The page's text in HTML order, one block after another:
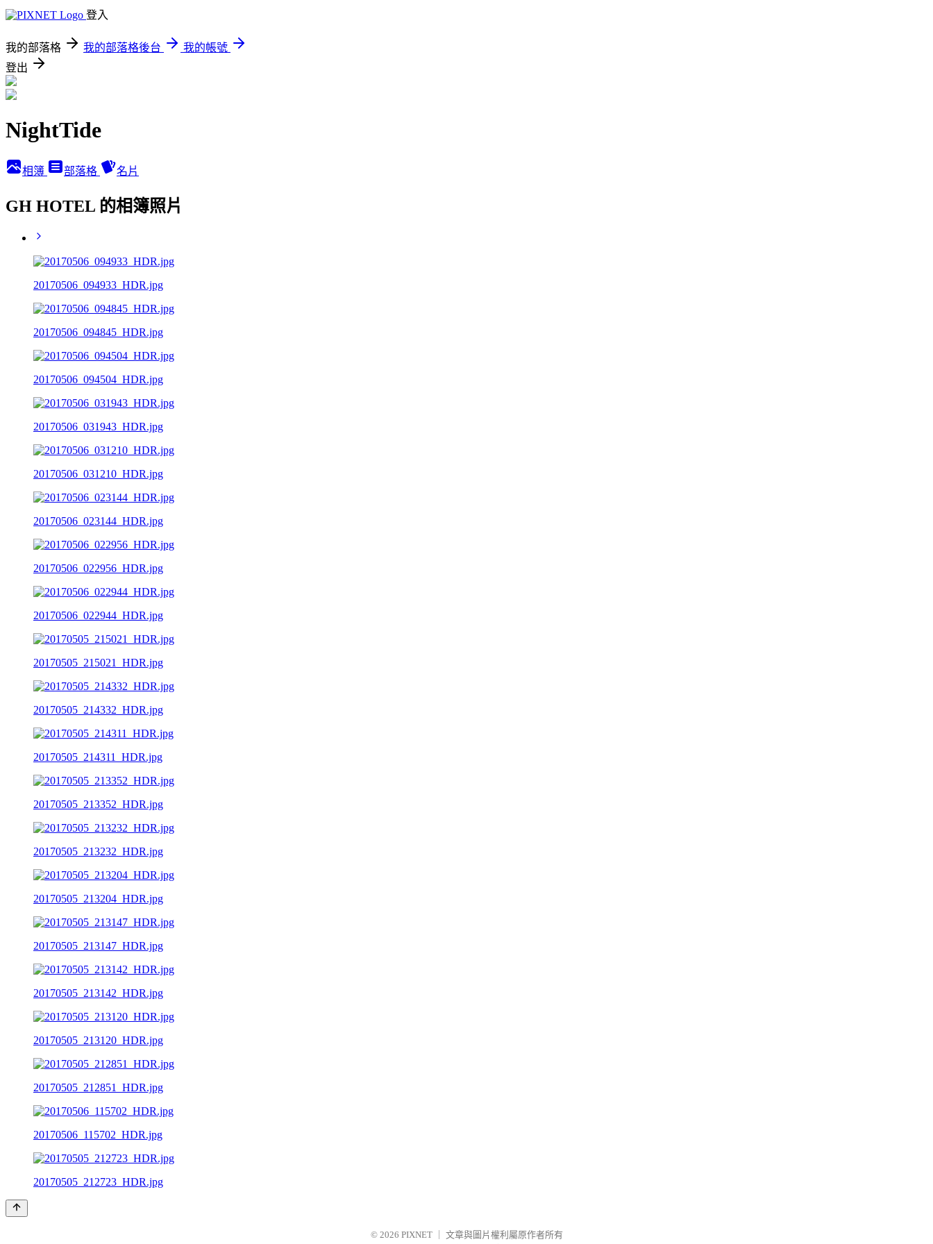
登入
我的部落格 我的部落格後台
我的帳號
登出
NightTide
相簿 部落格 名片
GH HOTEL 的相簿照片
20170506_094933_HDR.jpg
20170506_094845_HDR.jpg
20170506_094504_HDR.jpg
20170506_031943_HDR.jpg
20170506_031210_HDR.jpg
20170506_023144_HDR.jpg
20170506_022956_HDR.jpg
20170506_022944_HDR.jpg
20170505_215021_HDR.jpg
20170505_214332_HDR.jpg
20170505_214311_HDR.jpg
20170505_213352_HDR.jpg
20170505_213232_HDR.jpg
20170505_213204_HDR.jpg
20170505_213147_HDR.jpg
20170505_213142_HDR.jpg
20170505_213120_HDR.jpg
20170505_212851_HDR.jpg
20170506_115702_HDR.jpg
20170505_212723_HDR.jpg
© 2026 PIXNET
文章與圖片權利屬原作者所有